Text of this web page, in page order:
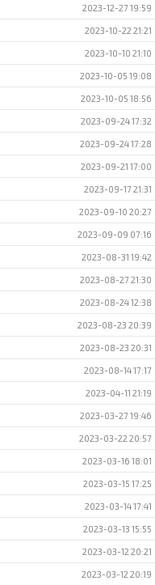
2023-12-27 19:59
2023-10-22 21:21
2023-10-10 21:10
2023-10-05 19:08
2023-10-05 18:56
2023-09-24 17:32
2023-09-24 17:28
2023-09-21 17:00
2023-09-17 21:31
2023-09-10 20:27
2023-09-09 07:16
2023-08-31 19:42
2023-08-27 21:30
2023-08-24 12:38
2023-08-23 20:39
2023-08-23 20:31
2023-08-14 17:17
2023-04-11 21:19
2023-03-27 19:46
2023-03-22 20:57
2023-03-16 18:01
2023-03-15 17:25
2023-03-14 17:41
2023-03-13 15:55
2023-03-12 20:21
2023-03-12 20:19